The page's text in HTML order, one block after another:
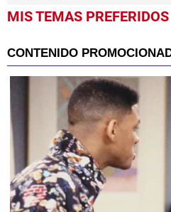
MIS TEMAS PREFERIDOS